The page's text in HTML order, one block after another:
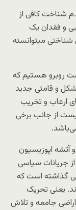
شناخت کافی از
و فقدان یک
شناختی میتوانسته
روبرو هستیم که
و قامتی جدید
ارعاب و تخریب
از جانب برخی
آتشه اپوزیسیون
جریانات سیاسی
گذاشته است که
یعنی تحریک
جامعه و تلاش